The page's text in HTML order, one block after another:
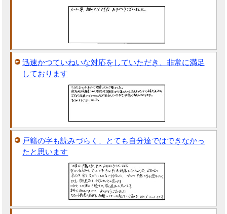
迅速かつていねいな対応をしていただき、非常に満足
しております
戸籍の字も読みづらく、とても自分達ではできなかっ
たと思います